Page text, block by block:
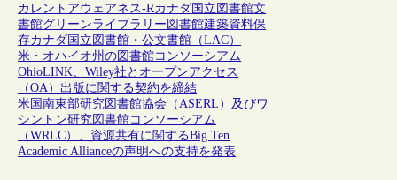
カレントアウェアネス-Rカナダ 国立図書館文
書館グリーンライブラリー 図書館建築資料保
存カナダ国立図書館・公文書館（LAC）
米・オハイオ州の図書館コンソーシアム
OhioLINK、Wiley社とオープンアクセス
（OA）出版に関する契約を締結
米国南東部研究図書館協会（ASERL）及びワ
シントン研究図書館コンソーシアム
（WRLC）、資源共有に関するBig Ten
Academic Allianceの声明への支持を発表